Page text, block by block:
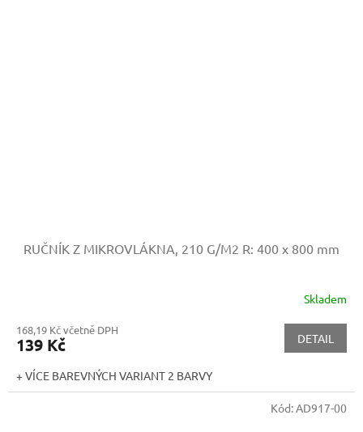
RUČNÍK Z MIKROVLÁKNA, 210 G/M2 R: 400 x 800 mm
Skladem
168,19 Kč včetně DPH
139 Kč DETAIL
+ VÍCE BAREVNÝCH VARIANT 2 BARVY
Kód:AD917-00